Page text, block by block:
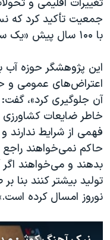
تغییرات اقلیمی و
جمعیت تأکید کرد که
با ۱۰۰ سال پیش «یک سیزدهم» شده است.
این پژوهشگر حوزه آب
اعتراض‌های عمومی و
خاطر ضایعات
فهمی از شرایط ندارند
حاکم نمی‌خواهند
بدهند و می‌خواهند
تولید بیشتر کنند بنا
نوروز امسال کرده